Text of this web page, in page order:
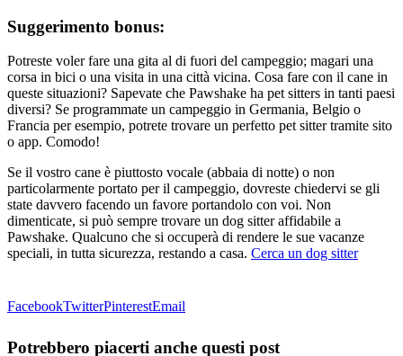
Suggerimento bonus:
Potreste voler fare una gita al di fuori del campeggio; magari una
corsa in bici o una visita in una città vicina. Cosa fare con il cane in
queste situazioni? Sapevate che Pawshake ha pet sitters in tanti paesi
diversi? Se programmate un campeggio in Germania, Belgio o
Francia per esempio, potrete trovare un perfetto pet sitter tramite sito
o app. Comodo!
Se il vostro cane è piuttosto vocale (abbaia di notte) o non
particolarmente portato per il campeggio, dovreste chiedervi se gli
state davvero facendo un favore portandolo con voi. Non
dimenticate, si può sempre trovare un dog sitter affidabile a
Pawshake. Qualcuno che si occuperà di rendere le sue vacanze
speciali, in tutta sicurezza, restando a casa. Cerca un dog sitter
FacebookTwitterPinterestEmail
Potrebbero piacerti anche questi post